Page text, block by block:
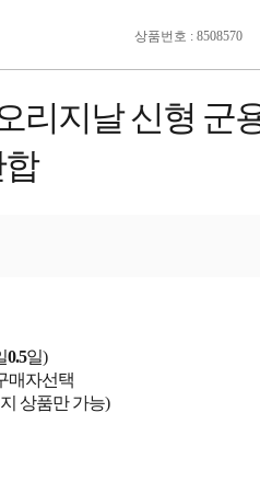
상품번호 : 8508570
리지날 신형 군
0.5일)
매자선택
상품만 가능)